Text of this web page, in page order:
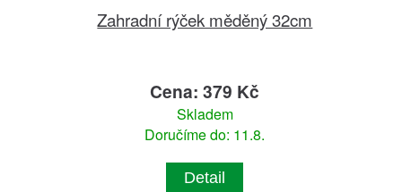
Zahradní rýček měděný 32cm
Cena: 379 Kč
Skladem
Doručíme do: 11.8.
Detail